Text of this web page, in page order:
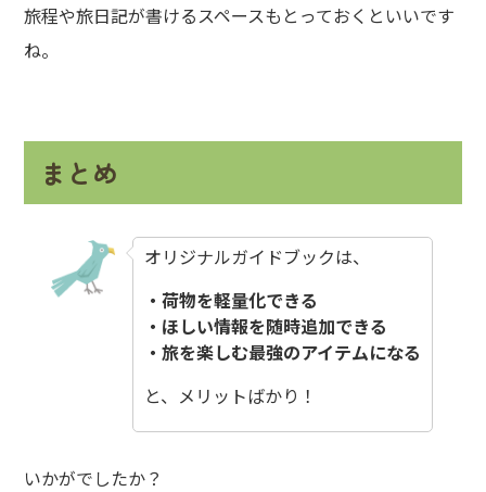
旅程や旅日記が書けるスペースもとっておくといいです
ね。
まとめ
オリジナルガイドブックは、
・荷物を軽量化できる
・ほしい情報を随時追加できる
・旅を楽しむ最強のアイテムになる
と、メリットばかり！
いかがでしたか？